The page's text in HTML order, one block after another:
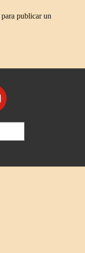
para publicar un